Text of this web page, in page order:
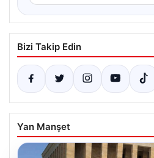
Bizi Takip Edin
Yan Manşet